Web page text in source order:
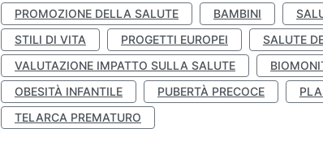
PROMOZIONE DELLA SALUTE
BAMBINI
STILI DI VITA
PROGETTI EUROPEI SALUTE
VALUTAZIONE IMPATTO SULLA SALUTE
OBESITÀ INFANTILE
PUBERTÀ PRECOCE
TELARCA PREMATURO